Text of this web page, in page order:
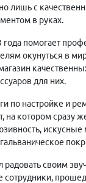
лишь с
в руках.
года помогает
окунуться в
для них.
по настройке и
на котором сразу
искусные
радовать своим